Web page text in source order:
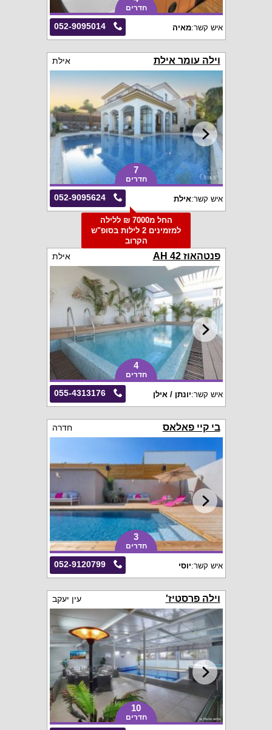
חדרים
052-9095014 איש קשר:מאיה
וילה עומר אילת אילת
7
חדרים
052-9095624 איש קשר:אילת
החל מ7000 ₪ ללילה
למזמינים 2 לילות בסופ"ש
הקרוב
פנטהאוז AH 42 אילת
4
חדרים
055-4313176 איש קשר:יונתן / אילן
בי קיי פאלאס חדרה
3
חדרים
052-9120799 איש קשר:יוסי
וילה פרסטיז' עין יעקב
10
חדרים